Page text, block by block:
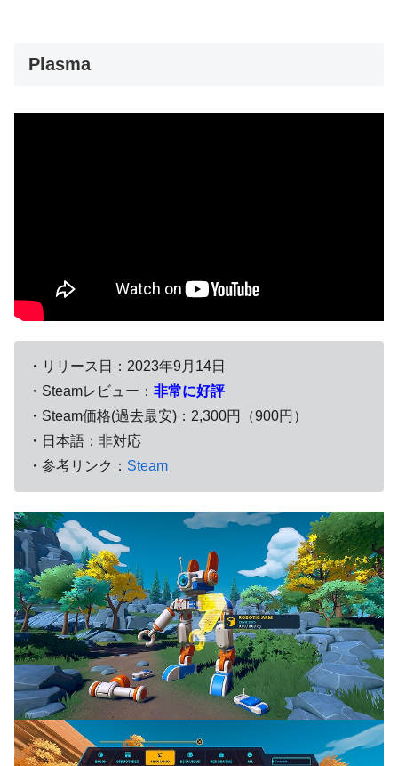
Plasma
・リリース日：2023年9月14日
・Steamレビュー： 非常に好評
・Steam価格(過去最安)：2,300円（900円）
・日本語：非対応
・参考リンク： Steam